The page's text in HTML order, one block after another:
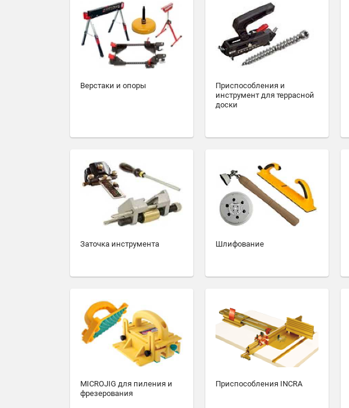
Верстаки и опоры
Приспособления и
инструмент для террасной
доски
Заточка инструмента Шлифование
MICROJIG для пиления и
фрезерования
Приспособления INCRA